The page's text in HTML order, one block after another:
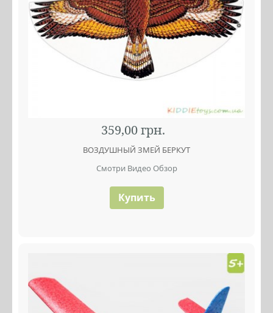
359,00 грн.
ВОЗДУШНЫЙ ЗМЕЙ БЕРКУТ
Смотри Видео Обзор
Купить